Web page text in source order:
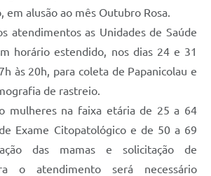
em alusão ao mês Outubro Rosa.
atendimentos as Unidades de Saúde
horário estendido, nos dias 24 e 31
às 20h, para coleta de Papanicolau e
de rastreio.
mulheres na faixa etária de 25 a 64
Exame Citopatológico e de 50 a 69
das mamas e solicitação de
o atendimento será necessário